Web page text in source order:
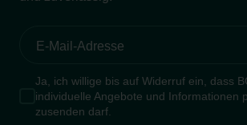
Ja, ich willige bis auf Widerruf ein, dass
individuelle Angebote und Informationen
zusenden darf.